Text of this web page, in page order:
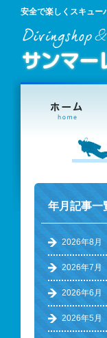
安全で楽しくスキュー
年月記事一
2026年8月
2026年7月
2026年6月
2026年5月